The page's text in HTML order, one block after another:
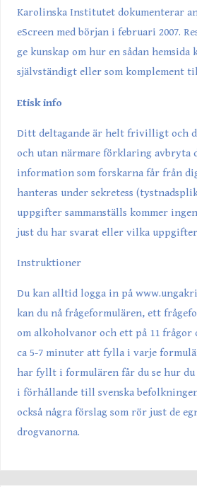
Karolinska Institutet dokumenterar
eScreen med början i februari 2007.
ge kunskap om hur en sådan hemsida
självständigt eller som komplement
Etisk info
Ditt deltagande är helt frivilligt och
och utan närmare förklaring avbryta
information som forskarna får från
hanteras under sekretess
uppgifter sammanställs kommer
just du har svarat eller vilka
Instruktioner
Du kan alltid logga in på
kan du nå frågeformulären, ett
om alkoholvanor och ett på 11 frågor
ca 5-7 minuter att fylla i varje
har fyllt i formulären får du se hur
i förhållande till svenska
också några förslag som rör just de
drogvanorna.